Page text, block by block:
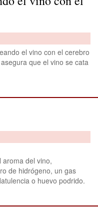
que el vino se cata
aroma del vino,
de hidrógeno, un gas
o huevo podrido.